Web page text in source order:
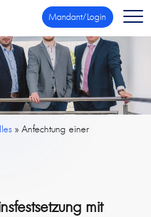
Mandant/Login
»Anfechtung einer
mit